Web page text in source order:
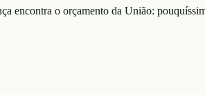
encontra o orçamento da União: